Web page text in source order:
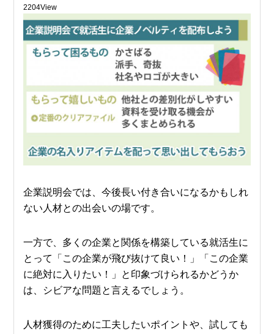
2204View
企業説明会では、今後長い付き合いになるかもしれ
ない人材との出会いの場です。
一方で、多くの企業と関係を構築している就活生に
とって「この企業が飛び抜けて良い！」「この企業
に絶対に入りたい！」と印象づけられるかどうか
は、シビアな問題と言えるでしょう。
人材獲得のために工夫したいポイントや、試しても